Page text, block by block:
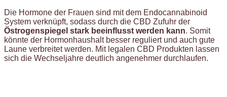
Die Hormone der Frauen sind mit dem Endocannabinoid
System verknüpft, sodass durch die CBD Zufuhr der
Östrogenspiegel stark beeinflusst werden kann. Somit
könnte der Hormonhaushalt besser reguliert und auch gute
Laune verbreitet werden. Mit legalen CBD Produkten lassen
sich die Wechseljahre deutlich angenehmer durchlaufen.